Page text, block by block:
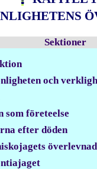
Sektioner
och
som företeelse
efter döden
överlevnad